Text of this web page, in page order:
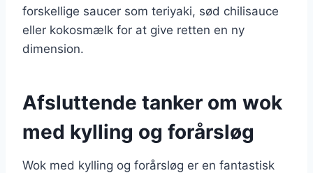
forskellige saucer som teriyaki, sød chilisauce
eller kokosmælk for at give retten en ny
dimension.
Afsluttende tanker om wok
med kylling og forårsløg
Wok med kylling og forårsløg er en fantastisk